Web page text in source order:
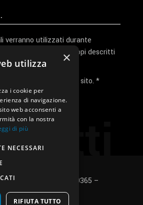
verranno utilizzati durante
richiesta e per altri scopi descritti
policy
la privacy policy del sito. *
– P.Iva e C.F.: 03496530365 –
–Cookies policy
×
utilizza
i cookie per
di navigazione.
web acconsenti a
con la nostra
di più
NECESSARI
RIFIUTA TUTTO